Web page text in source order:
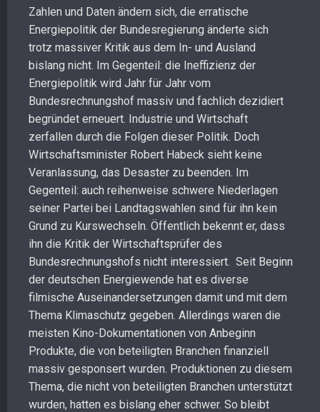
Zahlen und Daten ändern sich, die erratische
Energiepolitik der Bundesregierung änderte sich
trotz massiver Kritik aus dem In- und Ausland
bislang nicht. Im Gegenteil: die Ineffizienz der
Energiepolitik wird Jahr für Jahr vom
Bundesrechnungshof massiv und fachlich dezidiert
begründet erneuert. Industrie und Wirtschaft
zerfallen durch die Folgen dieser Politik. Doch
Wirtschaftsminister Robert Habeck sieht keine
Veranlassung, das Desaster zu beenden. Im
Gegenteil: auch reihenweise schwere Niederlagen
seiner Partei bei Landtagswahlen sind für ihn kein
Grund zu Kurswechseln. Öffentlich bekennt er, dass
ihn die Kritik der Wirtschaftsprüfer des
Bundesrechnungshofs nicht interessiert. Seit Beginn
der deutschen Energiewende hat es diverse
filmische Auseinandersetzungen damit und mit dem
Thema Klimaschutz gegeben. Allerdings waren die
meisten Kino-Dokumentationen von Anbeginn
Produkte, die von beteiligten Branchen finanziell
massiv gesponsert wurden. Produktionen zu diesem
Thema, die nicht von beteiligten Branchen unterstützt
wurden, hatten es bislang eher schwer. So bleibt